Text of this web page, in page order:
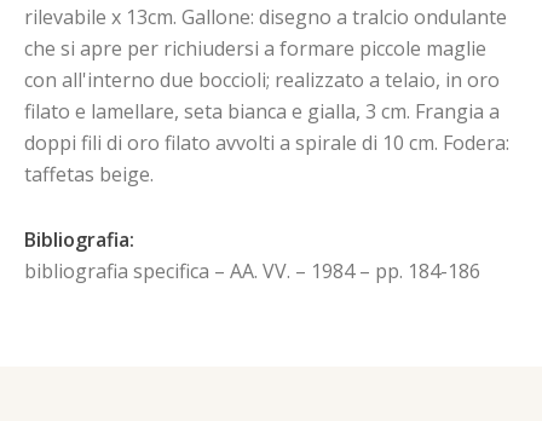
rilevabile x 13cm. Gallone: disegno a tralcio ondulante
che si apre per richiudersi a formare piccole maglie
con all'interno due boccioli; realizzato a telaio, in oro
filato e lamellare, seta bianca e gialla, 3 cm. Frangia a
doppi fili di oro filato avvolti a spirale di 10 cm. Fodera:
taffetas beige.
Bibliografia:
bibliografia specifica – AA. VV. – 1984 – pp. 184-186